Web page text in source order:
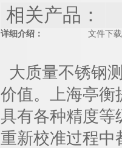
相关产品：
详细介绍： 文件下载
大质量不锈钢
价值。上海亭衡
具有各种精度等
重新校准过程中